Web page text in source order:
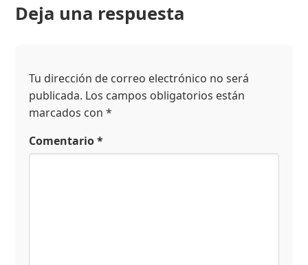
Deja una respuesta
Tu dirección de correo electrónico no será
publicada. Los campos obligatorios están
marcados con*
Comentario*